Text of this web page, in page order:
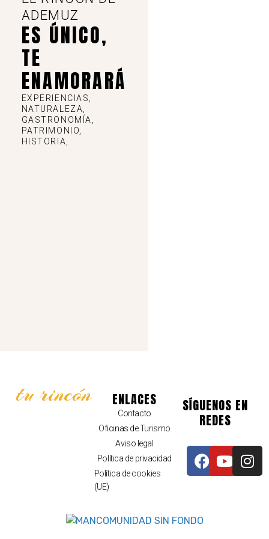
ADEMUZ
ES ÚNICO,
TE
ENAMORARÁ
EXPERIENCIAS,
NATURALEZA,
GASTRONOMÍA,
PATRIMONIO,
HISTORIA,
tu rincón ENLACES
Contacto
Oficinas de Turismo
Aviso legal
Política de privacidad
Política de cookies
(UE)
SÍGUENOS EN
REDES